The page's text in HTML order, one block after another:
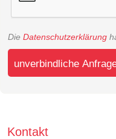
Die Datenschutzerklärung
unverbindliche
Kontakt